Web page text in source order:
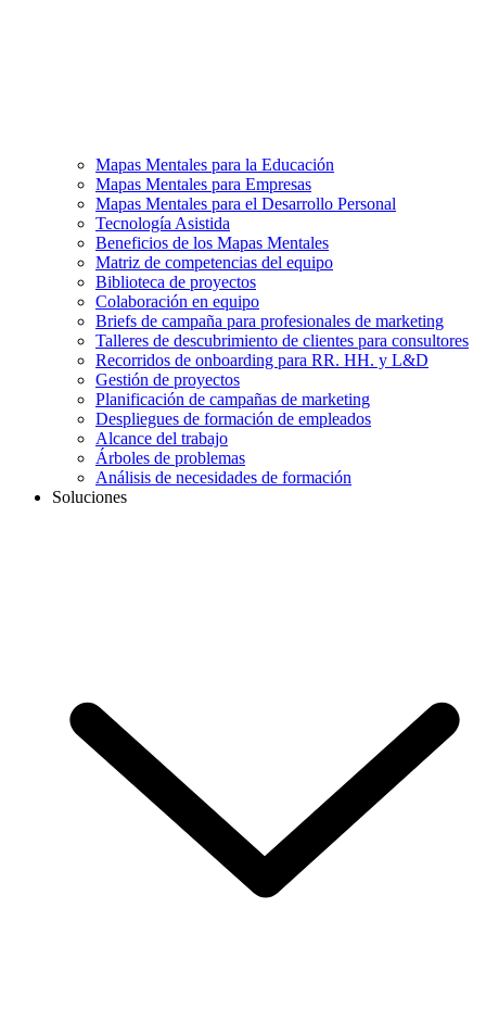
Mapas Mentales para la Educación
Mapas Mentales para Empresas
Mapas Mentales para el Desarrollo Personal
Tecnología Asistida
Beneficios de los Mapas Mentales
Matriz de competencias del equipo
Biblioteca de proyectos
Colaboración en equipo
Briefs de campaña para profesionales de marketing
Talleres de descubrimiento de clientes para consultores
Recorridos de onboarding para RR. HH. y L&D
Gestión de proyectos
Planificación de campañas de marketing
Despliegues de formación de empleados
Alcance del trabajo
Árboles de problemas
Análisis de necesidades de formación
Soluciones